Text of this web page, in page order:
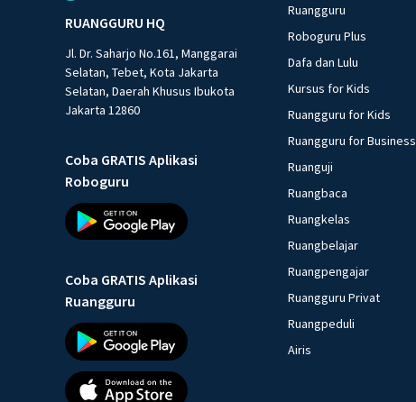
RUANGGURU HQ
Jl. Dr. Saharjo No.161, Manggarai
Selatan, Tebet, Kota Jakarta
Selatan, Daerah Khusus Ibukota
Jakarta 12860
Coba GRATIS Aplikasi
Roboguru
Coba GRATIS Aplikasi
Ruangguru
Ruangguru
Roboguru Plus
Dafa dan Lulu
Kursus for Kids
Ruangguru for Kids
Ruangguru for Business
Ruanguji
Ruangbaca
Ruangkelas
Ruangbelajar
Ruangpengajar
Ruangguru Privat
Ruangpeduli
Airis